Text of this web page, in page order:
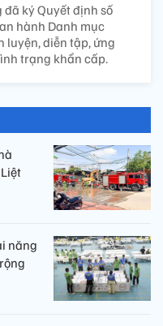
ký Quyết định số
hành Danh mục
luyện, diễn tập, ứng
trạng khẩn cấp.
năng